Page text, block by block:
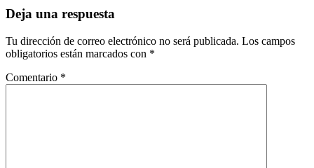
Deja una respuesta
Tu dirección de correo electrónico no será publicada. Los campos
obligatorios están marcados con *
Comentario *